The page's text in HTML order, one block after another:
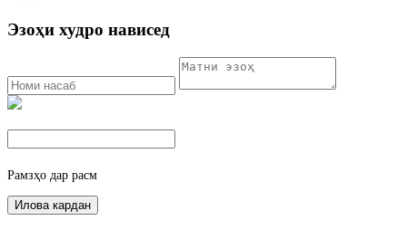
Эзоҳи худро нависед
Рамзҳо дар расм